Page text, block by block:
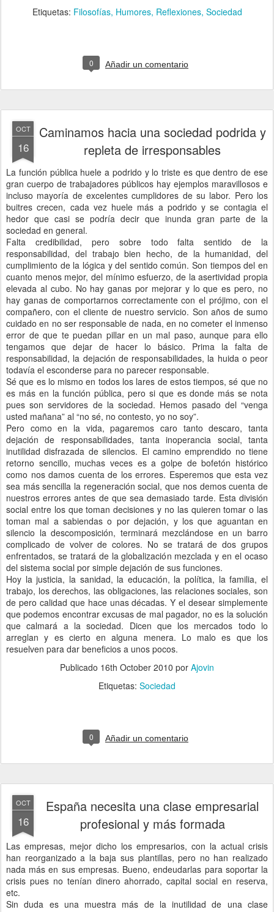
Etiquetas: Filosofías Humores Reflexiones Sociedad
0 Añadir un comentario
OCT
16
Caminamos hacia una sociedad podrida y
repleta de irresponsables
La función pública huele a podrido y lo triste es que dentro de ese
gran cuerpo de trabajadores públicos hay ejemplos maravillosos e
incluso mayoría de excelentes cumplidores de su labor. Pero los
buitres crecen, cada vez huele más a podrido y se contagia el
hedor que casi se podría decir que inunda gran parte de la
sociedad en general.
Falta credibilidad, pero sobre todo falta sentido de la
responsabilidad, del trabajo bien hecho, de la humanidad, del
cumplimiento de la lógica y del sentido común. Son tiempos del en
cuanto menos mejor, del mínimo esfuerzo, de la asertividad propia
elevada al cubo. No hay ganas por mejorar y lo que es pero, no
hay ganas de comportarnos correctamente con el prójimo, con el
compañero, con el cliente de nuestro servicio. Son años de sumo
cuidado en no ser responsable de nada, en no cometer el inmenso
error de que te puedan pillar en un mal paso, aunque para ello
tengamos que dejar de hacer lo básico. Prima la falta de
responsabilidad, la dejación de responsabilidades, la huida o peor
todavía el esconderse para no parecer responsable.
Sé que es lo mismo en todos los lares de estos tiempos, sé que no
es más en la función pública, pero si que es donde más se nota
pues son servidores de la sociedad. Hemos pasado del “venga
usted mañana” al “no sé, no contesto, yo no soy”.
Pero como en la vida, pagaremos caro tanto descaro, tanta
dejación de responsabilidades, tanta inoperancia social, tanta
inutilidad disfrazada de silencios. El camino emprendido no tiene
retorno sencillo, muchas veces es a golpe de bofetón histórico
como nos damos cuenta de los errores. Esperemos que esta vez
sea más sencilla la regeneración social, que nos demos cuenta de
nuestros errores antes de que sea demasiado tarde. Esta división
social entre los que toman decisiones y no las quieren tomar o las
toman mal a sabiendas o por dejación, y los que aguantan en
silencio la descomposición, terminará mezclándose en un barro
complicado de volver de colores. No se tratará de dos grupos
enfrentados, se tratará de la globalización mezclada y en el ocaso
del sistema social por simple dejación de sus funciones.
Hoy la justicia, la sanidad, la educación, la política, la familia, el
trabajo, los derechos, las obligaciones, las relaciones sociales, son
de pero calidad que hace unas décadas. Y el desear simplemente
que podemos encontrar excusas de mal pagador, no es la solución
que calmará a la sociedad. Dicen que los mercados todo lo
arreglan y es cierto en alguna menera. Lo malo es que los
resuelven para dar beneficios a unos pocos.
Publicado 16th October 2010 por Ajovin
Etiquetas: Sociedad
0 Añadir un comentario
OCT
16
España necesita una clase empresarial
profesional y más formada
Las empresas, mejor dicho los empresarios, con la actual crisis
han reorganizado a la baja sus plantillas, pero no han realizado
nada más en sus empresas. Bueno, endeudarlas para soportar la
crisis pues no tenían dinero ahorrado, capital social en reserva,
etc.
Sin duda es una muestra más de la inutilidad de una clase